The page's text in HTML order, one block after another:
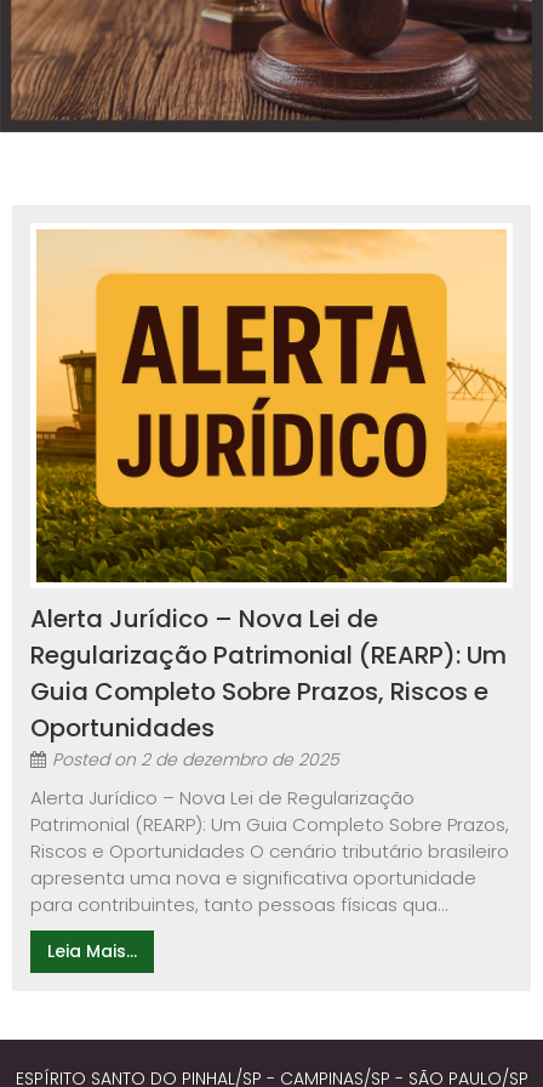
Alerta Jurídico – Nova Lei de
Regularização Patrimonial (REARP): Um
Guia Completo Sobre Prazos, Riscos e
Oportunidades
Posted on 2 de dezembro de 2025
Alerta Jurídico – Nova Lei de Regularização
Patrimonial (REARP): Um Guia Completo Sobre Prazos,
Riscos e Oportunidades O cenário tributário brasileiro
apresenta uma nova e significativa oportunidade
para contribuintes, tanto pessoas físicas qua...
Leia Mais...
ESPÍRITO SANTO DO PINHAL/SP - CAMPINAS/SP - SÃO PAULO/SP